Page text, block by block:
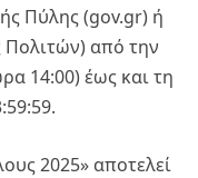
Πύλης (gov.gr) ή
από την
14:00) έως και τη
2025» αποτελεί